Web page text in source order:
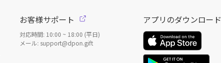
お客様サポート
対応時間: 10:00 ~ 18:00 (平日)
メール: support@dpon.gift
アプリのダウンロード